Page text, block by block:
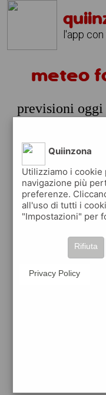
l'app
meteo
previsioni
prossime ore
18:00
Quiinzona
Utilizziamo i
navigazione più
preferenze.
all'uso di tutti i
"Impostazioni" per
Rifiuta
Privacy Policy